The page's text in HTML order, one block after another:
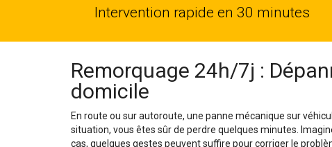
Intervention rapide en 30 minutes
Remorquage 24h/7j :
domicile
En route ou sur autoroute, une panne mécanique sur
situation, vous êtes sûr de perdre quelques minutes.
cas, quelques gestes peuvent suffire pour corriger le